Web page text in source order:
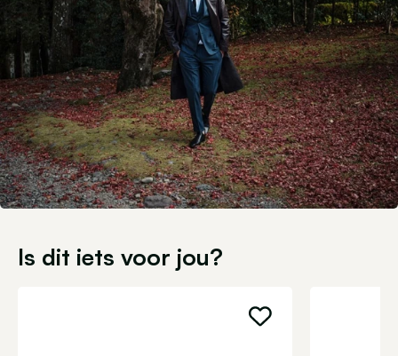
Is dit iets voor jou?